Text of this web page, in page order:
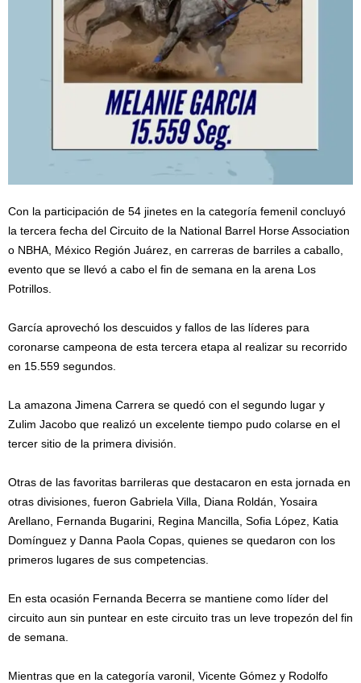
Con la participación de 54 jinetes en la categoría femenil concluyó
la tercera fecha del Circuito de la National Barrel Horse Association
o NBHA, México Región Juárez, en carreras de barriles a caballo,
evento que se llevó a cabo el fin de semana en la arena Los
Potrillos.
García aprovechó los descuidos y fallos de las líderes para
coronarse campeona de esta tercera etapa al realizar su recorrido
en 15.559 segundos.
La amazona Jimena Carrera se quedó con el segundo lugar y
Zulim Jacobo que realizó un excelente tiempo pudo colarse en el
tercer sitio de la primera división.
Otras de las favoritas barrileras que destacaron en esta jornada en
otras divisiones, fueron Gabriela Villa, Diana Roldán, Yosaira
Arellano, Fernanda Bugarini, Regina Mancilla, Sofia López, Katia
Domínguez y Danna Paola Copas, quienes se quedaron con los
primeros lugares de sus competencias.
En esta ocasión Fernanda Becerra se mantiene como líder del
circuito aun sin puntear en este circuito tras un leve tropezón del fin
de semana.
Mientras que en la categoría varonil, Vicente Gómez y Rodolfo